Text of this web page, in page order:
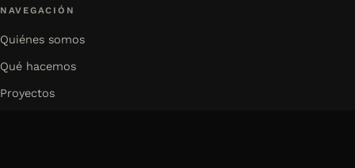
NAVEGACIÓN
Quiénes somos
Qué hacemos
Proyectos